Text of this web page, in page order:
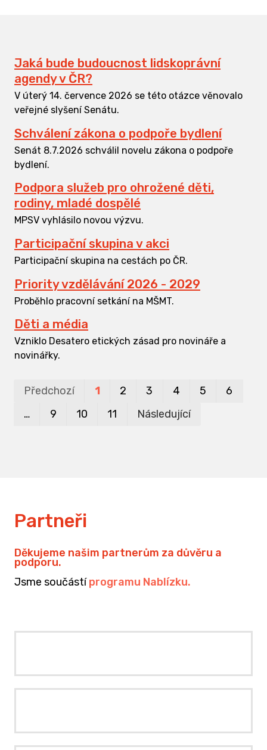
Jaká bude budoucnost lidskoprávní
agendy v ČR?
V úterý 14. července 2026 se této otázce věnovalo
veřejné slyšení Senátu.
Schválení zákona o podpoře bydlení
Senát 8.7.2026 schválil novelu zákona o podpoře
bydlení.
Podpora služeb pro ohrožené děti,
rodiny, mladé dospělé
MPSV vyhlásilo novou výzvu.
Participační skupina v akci
Participační skupina na cestách po ČR.
Priority vzdělávání 2026 - 2029
Proběhlo pracovní setkání na MŠMT.
Děti a média
Vzniklo Desatero etických zásad pro novináře a
novinářky.
Předchozí 1 2 3 4 5
6
…
9 10 11 Následující
Partneři
Děkujeme našim partnerům za důvěru a
podporu.
Jsme součástíprogramu Nablízku.